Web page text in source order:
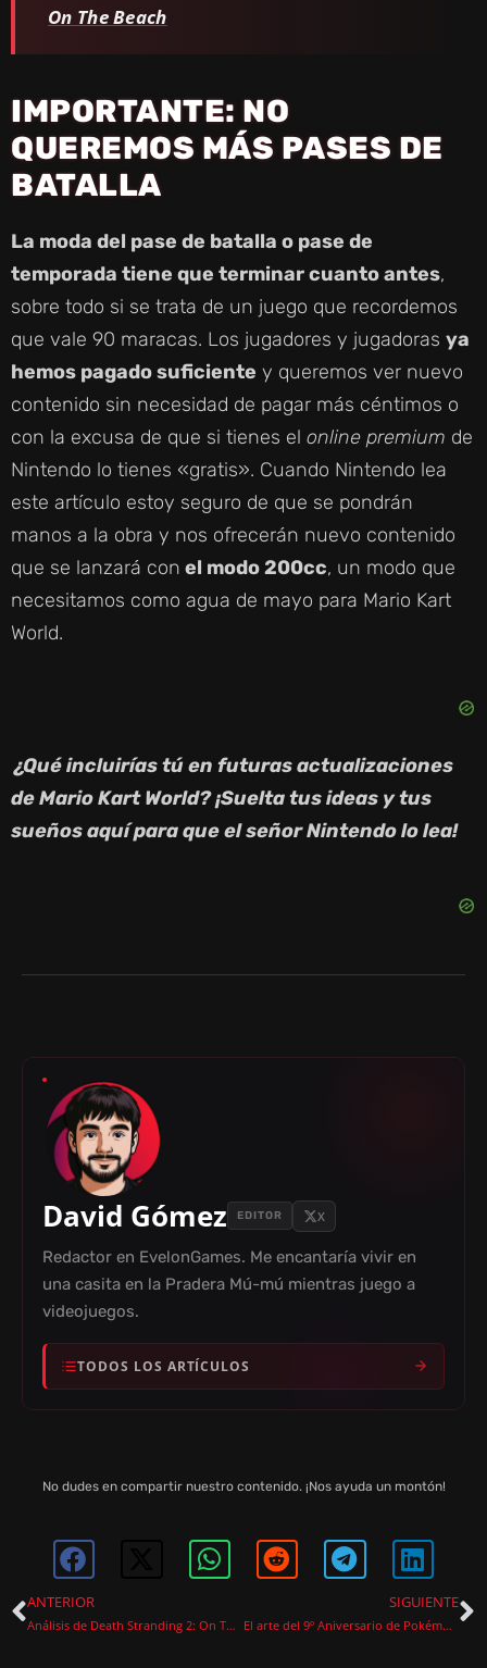
On The Beach
IMPORTANTE: NO
QUEREMOS MÁS PASES DE
BATALLA
La moda del pase de batalla o pase de
temporada tiene que terminar cuanto antes,
sobre todo si se trata de un juego que recordemos
que vale 90 maracas. Los jugadores y jugadoras ya
hemos pagado suficiente y queremos ver nuevo
contenido sin necesidad de pagar más céntimos o
con la excusa de que si tienes el online premium de
Nintendo lo tienes «gratis». Cuando Nintendo lea
este artículo estoy seguro de que se pondrán
manos a la obra y nos ofrecerán nuevo contenido
que se lanzará con el modo 200cc, un modo que
necesitamos como agua de mayo para Mario Kart
World.
¿Qué incluirías tú en futuras actualizaciones
de Mario Kart World? ¡Suelta tus ideas y tus
sueños aquí para que el señor Nintendo lo lea!
David Gómez EDITOR X
Redactor en EvelonGames. Me encantaría vivir en
una casita en la Pradera Mú-mú mientras juego a
videojuegos.
TODOS LOS ARTÍCULOS
No dudes en compartir nuestro contenido. ¡Nos ayuda un montón!
ANTERIOR
Análisis de Death Stranding 2: On The Beach
SIGUIENTE
El arte del 9º Aniversario de Pokémon GO anticipa grandes novedades en el juego